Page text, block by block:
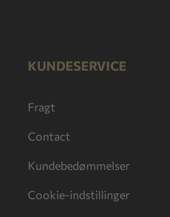
KUNDESERVICE
Fragt
Contact
Kundebedømmelser
Cookie-indstillinger